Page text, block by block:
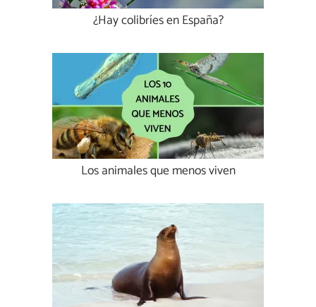
¿Hay colibríes en España?
Los animales que menos viven